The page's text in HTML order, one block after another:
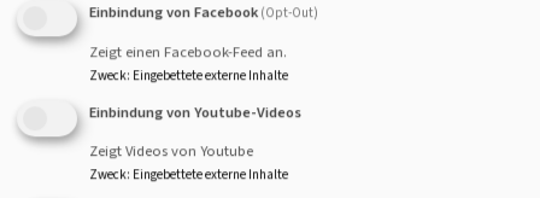
gemeinsam unterwegs sind und wo vielleicht auch nicht.
Verschiedene Interessen, Erfahrungen und Haltungen
gehören zur Demokratie dazu. Wichtig ist es, darüber im
Austausch zu sein.“
Einbindung von Facebook (Opt-Out)
Zeigt einen Facebook-Feed an.
Zweck: Eingebettete externe Inhalte
Einbindung von Youtube-Videos
Zeigt Videos von Youtube
Zweck: Eingebettete externe Inhalte